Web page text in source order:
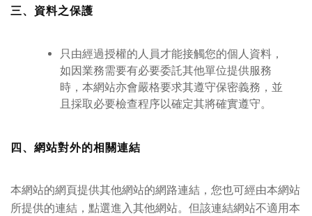
三、資料之保護
只由經過授權的人員才能接觸您的個人資料，
如因業務需要有必要委託其他單位提供服務
時，本網站亦會嚴格要求其遵守保密義務，並
且採取必要檢查程序以確定其將確實遵守。
四、網站對外的相關連結
本網站的網頁提供其他網站的網路連結，您也可經由本網站
所提供的連結，點選進入其他網站。但該連結網站不適用本